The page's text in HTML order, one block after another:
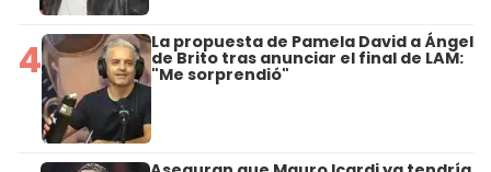
4 La propuesta de Pamela David a Ángel
de Brito tras anunciar el final de LAM:
"Me sorprendió"